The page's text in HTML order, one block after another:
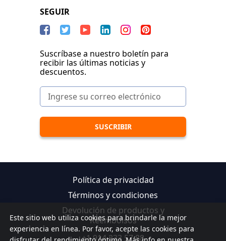
Este sitio web utiliza cookies para brindarle la mejor
experiencia en línea. Por favor, acepte las cookies para
SEGUIR
Suscríbase a nuestro boletín para
recibir las últimas noticias y
descuentos.
Política de privacidad
Términos y condiciones
Devolución de productos y
Reembolsos
+1 914 233 57 88